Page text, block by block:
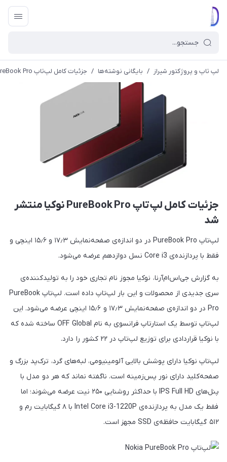
لپ تاپ و پروژکتور شیراز / بایگانی نوشته‌ها / جزئیات کامل لپ‌تاپ PureBook Pro نوکیا منتشر شد
جزئیات کامل لپ‌تاپ PureBook Pro نوکیا منتشر
شد
لپ‌تاپ PureBook Pro در دو اندازه‌ی صفحه‌نمایش ۱۷٫۳ و ۱۵٫۶ اینچی و
فقط با پردازنده‌ی Core i3 نسل دوازدهم عرضه می‌شود.
به‌ گزارش جی‌اس‌ام‌آرنا، نوکیا مجوز نام تجاری خود را به تولیدکننده‌ی
سری جدیدی از محصولات و این بار لپ‌تاپ داده است. لپ‌تاپ PureBook
Pro در دو اندازه‌ی صفحه‌نمایش ۱۷٫۳ و ۱۵٫۶ اینچی عرضه می‌شود. این
لپ‌تاپ توسط یک استارتاپ فرانسوی به‌ نام OFF Global ساخته شده که
با نوکیا قراردادی برای توزیع لپ‌تاپ در ۲۲ کشور را دارد.
لپ‌تاپ نوکیا دارای پوشش بالایی آلومینیومی، لبه‌های گرد، ترک‌پد بزرگ و
صفحه‌کلید دارای نور پس‌زمینه است. ناگفته نماند که هر دو مدل با
پنل‌های IPS Full HD با حداکثر روشنایی ۲۵۰ نیت عرضه می‌شوند؛ اما
فقط یک مدل به پردازنده‌ی Intel Core i3-1220P با ۸ گیگابایت رم و
۵۱۲ گیگابایت حافظه‌ی SSD مجهز است.